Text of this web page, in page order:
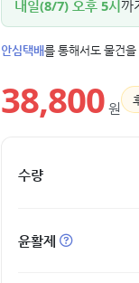
내일(8/7) 오후 5시까
안심택배를 통해서도 물건
38,800 원
수량
윤활제